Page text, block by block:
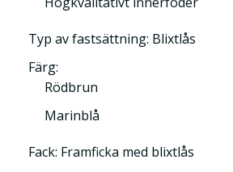
Typ av fastsättning: Blixtlås
Färg:
Rödbrun
Marinblå
Fack: Framficka med blixtlås